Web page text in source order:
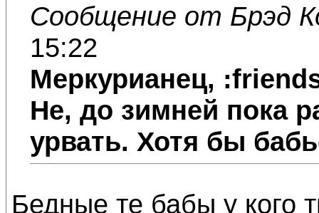
Сообщение от Брэд
15:22
Меркурианец,
Не, до зимней пока
урвать. Хотя бы
Бедные те бабы у кого